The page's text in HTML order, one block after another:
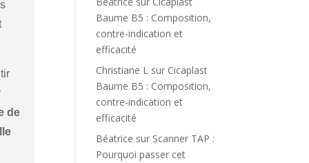
de
Baume B5 : Composition,
contre-indication et
efficacité
Christiane L sur Cicaplast
Baume B5 : Composition,
contre-indication et
efficacité
Béatrice sur Scanner TAP :
Pourquoi passer cet